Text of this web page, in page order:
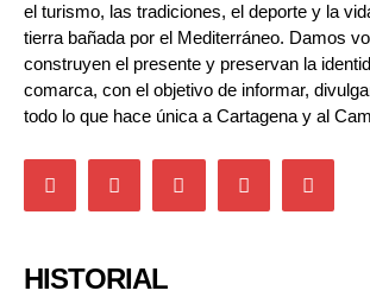
el turismo, las tradiciones, el deporte y la
tierra bañada por el Mediterráneo. Damos
construyen el presente y preservan la
comarca, con el objetivo de informar,
todo lo que hace única a Cartagena y al
HISTORIAL